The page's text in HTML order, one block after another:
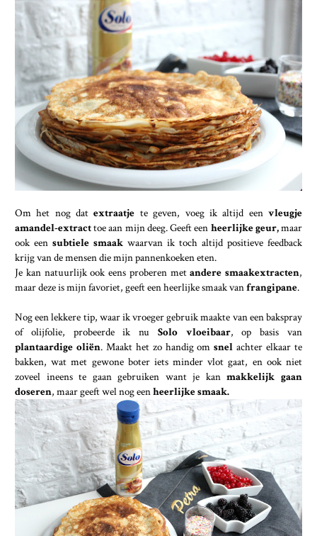
Om het nog datextraatje te geven, voeg ik altijd eenvleugje
amandel-extracttoe aan mijn deeg. Geeft een heerlijke geur,maar
ook een subtiele smaak waarvan ik toch altijd positieve feedback
krijg van de mensen die mijn pannenkoeken eten.
Je kan natuurlijk ook eens proberen metandere smaakextracten,
maar deze is mijn favoriet, geeft een heerlijke smaak vanfrangipane.
Nog een lekkere tip, waar ik vroeger gebruik maakte van een bakspray
of olijfolie, probeerde ik nu Solo vloeibaar, op basis van
plantaardige oliën. Maakt het zo handig omsnelachter elkaar te
bakken, wat met gewone boter iets minder vlot gaat, en ook niet
zoveel ineens te gaan gebruiken want je kanmakkelijk gaan
doseren, maar geeft wel nog eenheerlijke smaak.